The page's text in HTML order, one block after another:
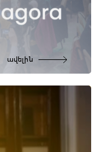
ավելին